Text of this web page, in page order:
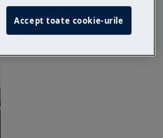
apă
Accept toate cookie-urile